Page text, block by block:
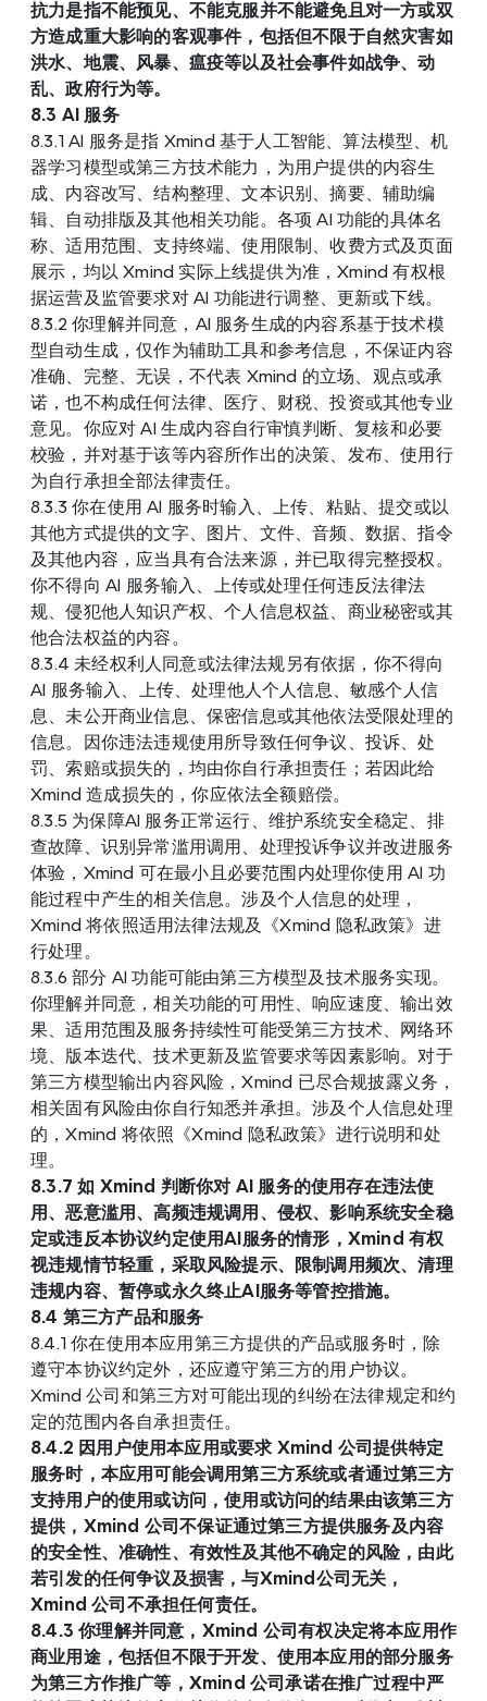
抗力是指不能预见、不能克服并不能避免且对一方或双
方造成重大影响的客观事件，包括但不限于自然灾害如
洪水、地震、风暴、瘟疫等以及社会事件如战争、动
乱、政府行为等。
8.3 AI 服务
8.3.1 AI 服务是指 Xmind 基于人工智能、算法模型、机
器学习模型或第三方技术能力，为用户提供的内容生
成、内容改写、结构整理、文本识别、摘要、辅助编
辑、自动排版及其他相关功能。各项 AI 功能的具体名
称、适用范围、支持终端、使用限制、收费方式及页面
展示，均以 Xmind 实际上线提供为准，Xmind 有权根
据运营及监管要求对 AI 功能进行调整、更新或下线。
8.3.2 你理解并同意，AI 服务生成的内容系基于技术模
型自动生成，仅作为辅助工具和参考信息，不保证内容
准确、完整、无误，不代表 Xmind 的立场、观点或承
诺，也不构成任何法律、医疗、财税、投资或其他专业
意见。你应对 AI 生成内容自行审慎判断、复核和必要
校验，并对基于该等内容所作出的决策、发布、使用行
为自行承担全部法律责任。
8.3.3 你在使用 AI 服务时输入、上传、粘贴、提交或以
其他方式提供的文字、图片、文件、音频、数据、指令
及其他内容，应当具有合法来源，并已取得完整授权。
你不得向 AI 服务输入、上传或处理任何违反法律法
规、侵犯他人知识产权、个人信息权益、商业秘密或其
他合法权益的内容。
8.3.4 未经权利人同意或法律法规另有依据，你不得向
AI 服务输入、上传、处理他人个人信息、敏感个人信
息、未公开商业信息、保密信息或其他依法受限处理的
信息。因你违法违规使用所导致任何争议、投诉、处
罚、索赔或损失的，均由你自行承担责任；若因此给
Xmind 造成损失的，你应依法全额赔偿。
8.3.5 为保障AI 服务正常运行、维护系统安全稳定、排
查故障、识别异常滥用调用、处理投诉争议并改进服务
体验，Xmind 可在最小且必要范围内处理你使用 AI 功
能过程中产生的相关信息。涉及个人信息的处理，
Xmind 将依照适用法律法规及《Xmind 隐私政策》进
行处理。
8.3.6 部分 AI 功能可能由第三方模型及技术服务实现。
你理解并同意，相关功能的可用性、响应速度、输出效
果、适用范围及服务持续性可能受第三方技术、网络环
境、版本迭代、技术更新及监管要求等因素影响。对于
第三方模型输出内容风险，Xmind 已尽合规披露义务，
相关固有风险由你自行知悉并承担。涉及个人信息处理
的，Xmind 将依照《Xmind 隐私政策》进行说明和处
理。
8.3.7 如 Xmind 判断你对 AI 服务的使用存在违法使
用、恶意滥用、高频违规调用、侵权、影响系统安全稳
定或违反本协议约定使用AI服务的情形，Xmind 有权
视违规情节轻重，采取风险提示、限制调用频次、清理
违规内容、暂停或永久终止AI服务等管控措施。
8.4 第三方产品和服务
8.4.1 你在使用本应用第三方提供的产品或服务时，除
遵守本协议约定外，还应遵守第三方的用户协议。
Xmind 公司和第三方对可能出现的纠纷在法律规定和约
定的范围内各自承担责任。
8.4.2 因用户使用本应用或要求 Xmind 公司提供特定
服务时，本应用可能会调用第三方系统或者通过第三方
支持用户的使用或访问，使用或访问的结果由该第三方
提供，Xmind 公司不保证通过第三方提供服务及内容
的安全性、准确性、有效性及其他不确定的风险，由此
若引发的任何争议及损害，与Xmind公司无关，
Xmind 公司不承担任何责任。
8.4.3 你理解并同意，Xmind 公司有权决定将本应用作
商业用途，包括但不限于开发、使用本应用的部分服务
为第三方作推广等，Xmind 公司承诺在推广过程中严